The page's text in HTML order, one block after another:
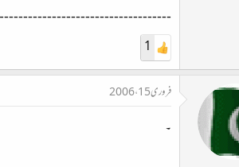
1
فروری 15، 2006
۔